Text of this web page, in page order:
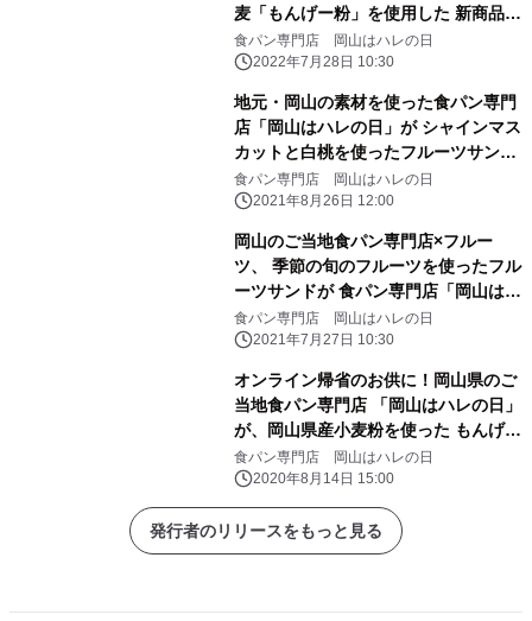
麦「もんげー粉」を使用した 新商品
「もんげークロワッサン」を発売！
食パン専門店 岡山はハレの日
2022年7月28日 10:30
地元・岡山の素材を使った食パン専門
店「岡山はハレの日」が シャインマス
カットと白桃を使ったフルーツサンド
を発売
食パン専門店 岡山はハレの日
2021年8月26日 12:00
岡山のご当地食パン専門店×フルー
ツ、 季節の旬のフルーツを使ったフル
ーツサンドが 食パン専門店「岡山はハ
レの日」から発売！
食パン専門店 岡山はハレの日
2021年7月27日 10:30
オンライン帰省のお供に！岡山県のご
当地食パン専門店 「岡山はハレの日」
が、岡山県産小麦粉を使った もんげ～
おいしい食パンを通信販売開始
食パン専門店 岡山はハレの日
2020年8月14日 15:00
発行者のリリースをもっと見る